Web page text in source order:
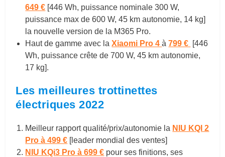
649 € [446 Wh, puissance nominale 300 W,
puissance max de 600 W, 45 km autonomie, 14 kg]
la nouvelle version de la M365 Pro.
Haut de gamme avec laXiaomi Pro 4 à799 € [446
Wh, puissance crête de 700 W, 45 km autonomie,
17 kg].
Les meilleures trottinettes
électriques 2022
Meilleur rapport qualité/prix/autonomie la NIU KQI 2
Pro à 499 € [leader mondial des ventes]
NIU KQi3 Pro à 699 € pour ses finitions, ses